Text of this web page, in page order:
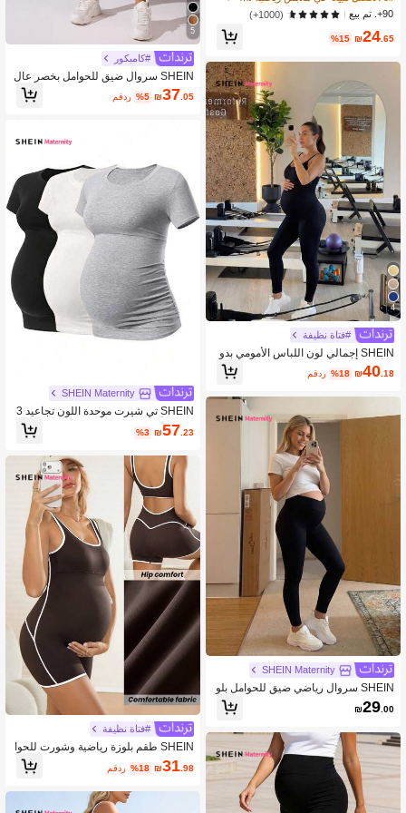
ة
90+. تم بيع
(1000+)
₪24.65
%15
4
#فتاة نظيفة
SHEIN إجمالي لون اللباس الأمومي بدو
ن أكمام قطعة موحدة للياقة البدنية اليومي
ة
₪40.18
%18 مقدر
SHEIN Maternity
SHEIN سروال رياضي ضيق للحوامل بلو
ن موحد وخصر عالي للاستخدام اليومي وا
للياقة البدنية
₪29.00
5
#كامبكور
SHEIN سروال ضيق للحوامل بخصر عال
ي، داعم للبطن واسع
₪37.05
%5 مقدر
SHEIN Maternity
SHEIN تي شيرت موحدة اللون تجاعيد 3
قطع للأمومة
₪57 .23
%3
#فتاة نظيفة
SHEIN طقم بلوزة رياضية وشورت للحوا
مل بتصميم سلس، تصميم ظهر مفتوح، تب
اين لون الحواف البيضاء، أنيق وجذاب، متع
₪31.98
%18 مقدر